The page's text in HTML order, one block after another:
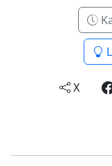
X